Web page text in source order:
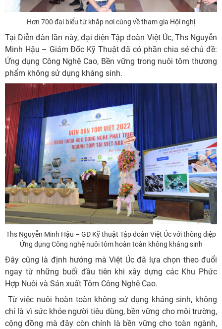
Hơn 700 đại biểu từ khắp nơi cùng về tham gia Hội nghị
Tại Diễn đàn lần này, đại diện Tập đoàn Việt Úc, Ths Nguyễn
Minh Hậu – Giám Đốc Kỹ Thuật đã có phần chia sẻ chủ đề:
Ứng dụng Công Nghệ Cao, Bền vững trong nuôi tôm thương
phẩm không sử dụng kháng sinh.
Ths Nguyễn Minh Hậu – GĐ Kỹ thuật Tập đoàn Việt Úc với thông điệp
Ứng dụng Công nghệ nuôi tôm hoàn toàn không kháng sinh
Đây cũng là định hướng mà Việt Úc đã lựa chọn theo đuổi
ngay từ những buổi đầu tiên khi xây dựng các Khu Phức
Hợp Nuôi và Sản xuất Tôm Công Nghệ Cao.
Từ việc nuôi hoàn toàn không sử dụng kháng sinh, không
chỉ là vì sức khỏe người tiêu dùng, bền vững cho môi trường,
cộng đồng mà đây còn chính là bền vững cho toàn ngành,